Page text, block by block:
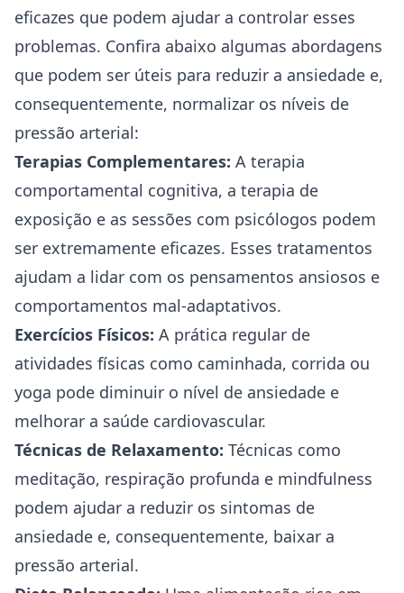
eficazes que podem ajudar a controlar esses
problemas. Confira abaixo algumas abordagens
que podem ser úteis para reduzir a ansiedade e,
consequentemente, normalizar os níveis de
pressão arterial:
Terapias Complementares: A terapia
comportamental cognitiva, a terapia de
exposição e as sessões com psicólogos podem
ser extremamente eficazes. Esses tratamentos
ajudam a lidar com os pensamentos ansiosos e
comportamentos mal-adaptativos.
Exercícios Físicos: A prática regular de
atividades físicas como caminhada, corrida ou
yoga pode diminuir o nível de ansiedade e
melhorar a saúde cardiovascular.
Técnicas de Relaxamento: Técnicas como
meditação, respiração profunda e mindfulness
podem ajudar a reduzir os sintomas de
ansiedade e, consequentemente, baixar a
pressão arterial.